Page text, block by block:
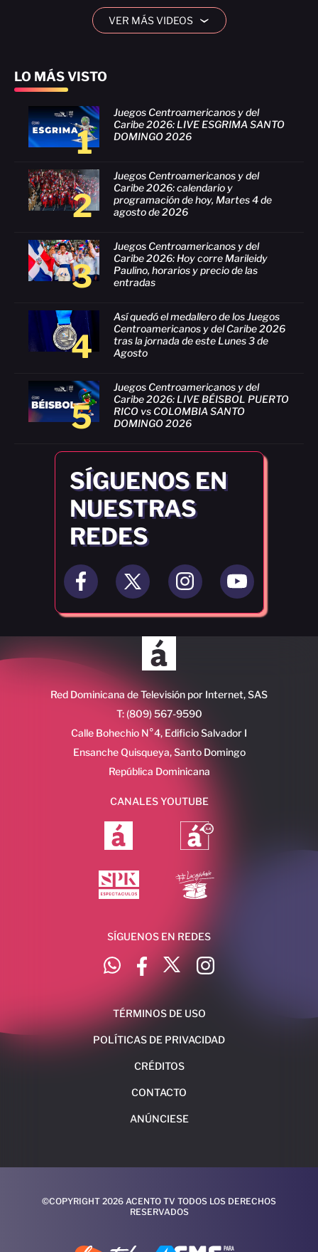
LO MÁS VISTO
1
Juegos Centroamericanos y del
Caribe 2026: LIVE ESGRIMA SANTO
DOMINGO 2026
2
Juegos Centroamericanos y del
Caribe 2026: calendario y
programación de hoy, Martes 4 de
agosto de 2026
3
Juegos Centroamericanos y del
Caribe 2026: Hoy corre Marileidy
Paulino, horarios y precio de las
entradas
4
Así quedó el medallero de los Juegos
Centroamericanos y del Caribe 2026
tras la jornada de este Lunes 3 de
Agosto
5
Juegos Centroamericanos y del
Caribe 2026: LIVE BÉISBOL PUERTO
RICO vs COLOMBIA SANTO
DOMINGO 2026
SÍGUENOS EN
NUESTRAS
REDES
VER MÁS VIDEOS ›
Red Dominicana de Televisión por Internet, SAS
T: (809) 567-9590
Calle Bohechio N°4, Edificio Salvador I
Ensanche Quisqueya, Santo Domingo
República Dominicana
CANALES YOUTUBE
SÍGUENOS EN REDES
TÉRMINOS DE USO
POLÍTICAS DE PRIVACIDAD
CRÉDITOS
CONTACTO
ANÚNCIESE
©COPYRIGHT 2026 ACENTO TV TODOS LOS DERECHOS
RESERVADOS